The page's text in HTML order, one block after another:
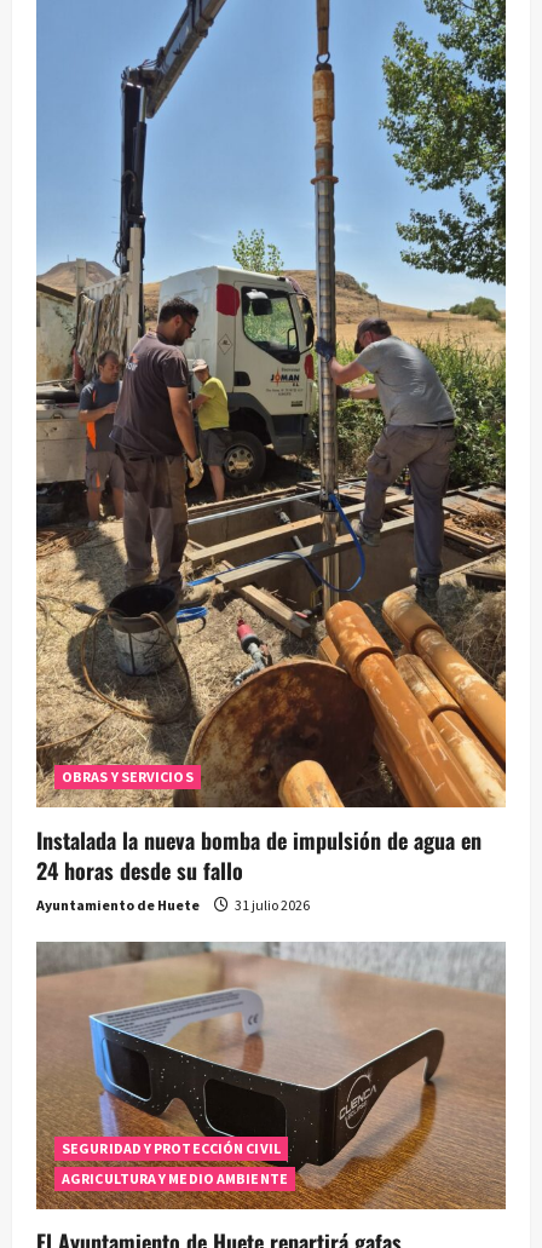
OBRAS Y SERVICIOS
Instalada la nueva bomba de impulsión de agua en
24 horas desde su fallo
Ayuntamiento de Huete 31 julio 2026
SEGURIDAD Y PROTECCIÓN CIVIL
AGRICULTURA Y MEDIO AMBIENTE